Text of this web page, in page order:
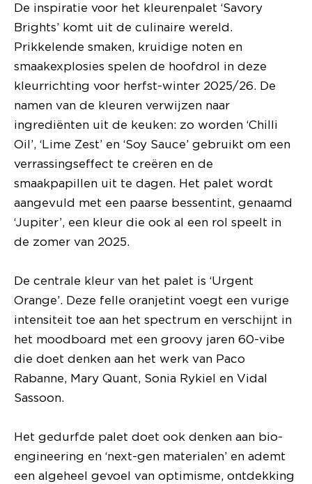
De inspiratie voor het kleurenpalet ‘Savory
Brights’ komt uit de culinaire wereld.
Prikkelende smaken, kruidige noten en
smaakexplosies spelen de hoofdrol in deze
kleurrichting voor herfst-winter 2025/26. De
namen van de kleuren verwijzen naar
ingrediënten uit de keuken: zo worden ‘Chilli
Oil’, ‘Lime Zest’ en ‘Soy Sauce’ gebruikt om een
verrassingseffect te creëren en de
smaakpapillen uit te dagen. Het palet wordt
aangevuld met een paarse bessentint, genaamd
‘Jupiter’, een kleur die ook al een rol speelt in
de zomer van 2025.
De centrale kleur van het palet is ‘Urgent
Orange’. Deze felle oranjetint voegt een vurige
intensiteit toe aan het spectrum en verschijnt in
het moodboard met een groovy jaren 60-vibe
die doet denken aan het werk van Paco
Rabanne, Mary Quant, Sonia Rykiel en Vidal
Sassoon.
Het gedurfde palet doet ook denken aan bio-
engineering en ‘next-gen materialen’ en ademt
een algeheel gevoel van optimisme, ontdekking